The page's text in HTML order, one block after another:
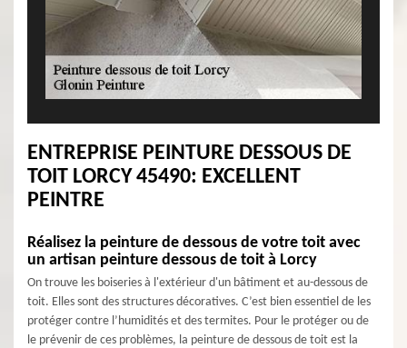
ENTREPRISE PEINTURE DESSOUS DE
TOIT LORCY 45490: EXCELLENT
PEINTRE
Réalisez la peinture de dessous de votre toit avec
un artisan peinture dessous de toit à Lorcy
On trouve les boiseries à l'extérieur d'un bâtiment et au-dessous de
toit. Elles sont des structures décoratives. C’est bien essentiel de les
protéger contre l’humidités et des termites. Pour le protéger ou de
le prévenir de ces problèmes, la peinture de dessous de toit est la